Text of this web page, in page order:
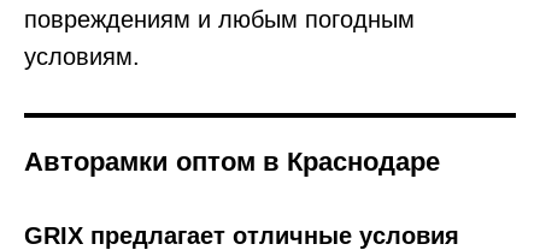
повреждениям и любым погодным
условиям.
Авторамки оптом в Краснодаре
GRIX предлагает отличные условия